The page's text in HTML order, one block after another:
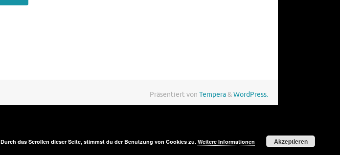
Präsentiert von Tempera&WordPress.
Durch das Scrollen dieser Seite, stimmst du der Benutzung von Cookies zu. Weitere Informationen Akzeptieren